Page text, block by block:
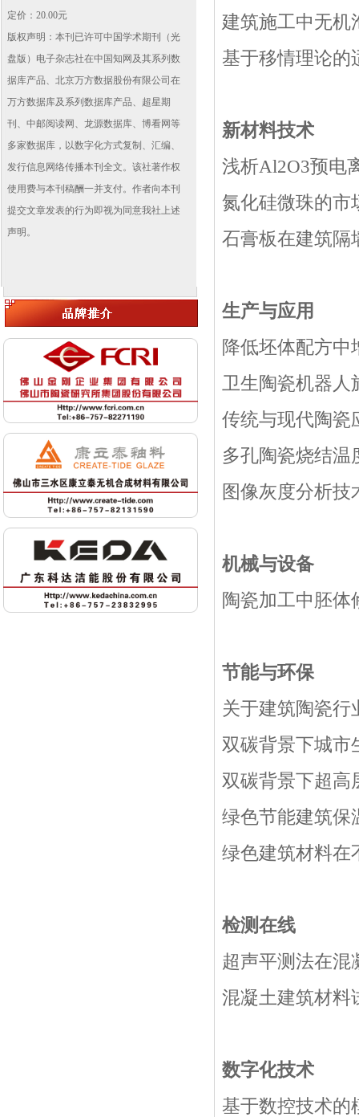
定价：20.00元
版权声明：本刊已许可中国学术期刊（光
盘版）电子杂志社在中国知网及其系列数
据库产品、北京万方数据股份有限公司在
万方数据库及系列数据库产品、超星期
刊、中邮阅读网、龙源数据库、博看网等
多家数据库，以数字化方式复制、汇编、
发行信息网络传播本刊全文。该社著作权
使用费与本刊稿酬一并支付。作者向本刊
提交文章发表的行为即视为同意我社上述
声明。
建筑施工中无机
基于移情理论的
新材料技术
浅析Al2O3预电
氮化硅微珠的市
石膏板在建筑隔
生产与应用
降低坯体配方
卫生陶瓷机器人
传统与现代陶瓷
多孔陶瓷烧结温
图像灰度分析
机械与设备
陶瓷加工中胚
节能与环保
关于建筑陶瓷行
双碳背景下城市
双碳背景下超高
绿色节能建筑保
绿色建筑材料在
检测在线
超声平测法在混
混凝土建筑材料
数字化技术
基于数控技术的